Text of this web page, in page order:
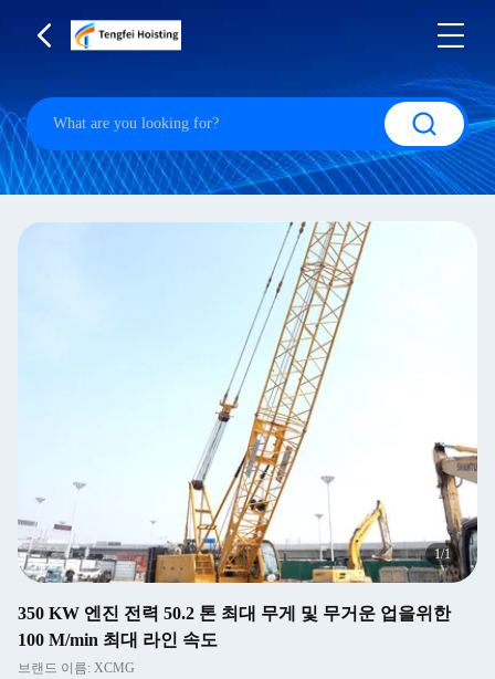
1/1
350 KW 엔진 전력 50.2 톤 최대 무게 및 무거운 업을위한
100 M/min 최대 라인 속도
브랜드 이름: XCMG